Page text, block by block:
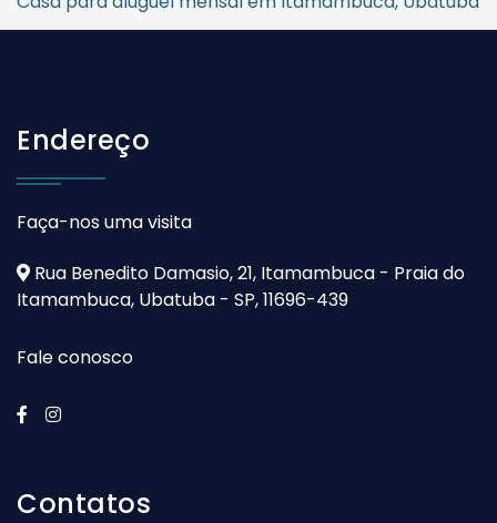
Endereço
Faça-nos uma visita
Rua Benedito Damasio, 21, Itamambuca - Praia do
Itamambuca, Ubatuba - SP, 11696-439
Fale conosco
Contatos